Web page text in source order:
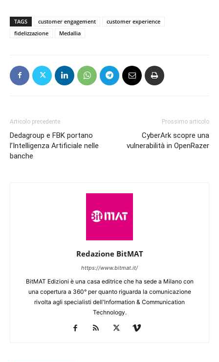
TAGS customer engagement
customer experience
fidelizzazione
Medallia
Articolo precedente
Dedagroup e FBK portano
l’Intelligenza Artificiale nelle
banche
Prossimo articolo
CyberArk scopre una
vulnerabilità in OpenRazer
Redazione BitMAT
https://www.bitmat.it/
BitMAT Edizioni è una casa editrice che ha sede a Milano con
una copertura a 360° per quanto riguarda la comunicazione
rivolta agli specialisti dell'lnformation & Communication
Technology.